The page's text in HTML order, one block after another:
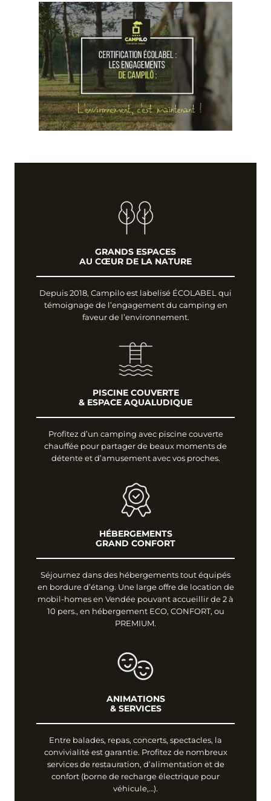
GRANDS ESPACES
AU CŒUR DE LA NATURE
Depuis 2018, Campilo est labelisé ÉCOLABEL qui
témoignage de l’engagement du camping en
faveur de l’environnement.
PISCINE COUVERTE
& ESPACE AQUALUDIQUE
Profitez d’un camping avec piscine couverte
chauffée pour partager de beaux moments de
détente et d’amusement avec vos proches.
HÉBERGEMENTS
GRAND CONFORT
Séjournez dans des hébergements tout équipés
en bordure d’étang. Une large offre de location de
mobil-homes en Vendée pouvant accueillir de 2 à
10 pers., en hébergement ECO, CONFORT, ou
PREMIUM.
ANIMATIONS
& SERVICES
Entre balades, repas, concerts, spectacles, la
convivialité est garantie. Profitez de nombreux
services de restauration, d’alimentation et de
confort (borne de recharge électrique pour
véhicule,…).